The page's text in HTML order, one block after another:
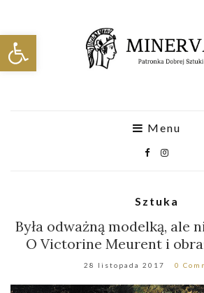
Otwórz pasek narzędzi
Menu
Sztuka
Była odważną modelką, ale
O Victorine Meurent i
28 listopada 2017 0